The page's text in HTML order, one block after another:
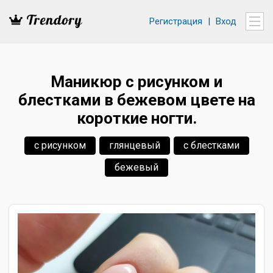
Регистрация | Вход
Маникюр с рисунком и
блестками в бежевом цвете на
короткие ногти.
с рисунком глянцевый
с блестками
бежевый